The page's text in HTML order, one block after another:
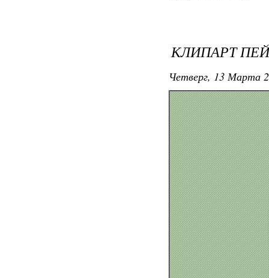
КЛИПАРТ
Четверг, 13 Марта